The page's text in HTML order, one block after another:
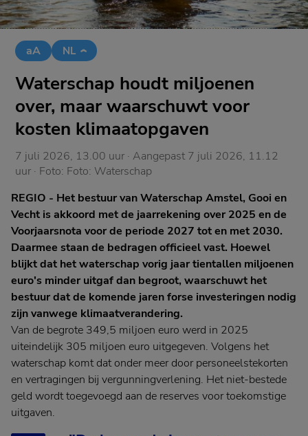
aA NL
Waterschap houdt miljoenen
over, maar waarschuwt voor
kosten klimaatopgaven
7 juli 2026, 13.00 uur · Aangepast7 juli 2026, 11.12
uur · Foto: Foto: Waterschap
REGIO - Het bestuur van Waterschap Amstel, Gooi en
Vecht is akkoord met de jaarrekening over 2025 en de
Voorjaarsnota voor de periode 2027 tot en met 2030.
Daarmee staan de bedragen officieel vast. Hoewel
blijkt dat het waterschap vorig jaar tientallen miljoenen
euro's minder uitgaf dan begroot, waarschuwt het
bestuur dat de komende jaren forse investeringen nodig
zijn vanwege klimaatverandering.
Van de begrote 349,5 miljoen euro werd in 2025
uiteindelijk 305 miljoen euro uitgegeven. Volgens het
waterschap komt dat onder meer door personeelstekorten
en vertragingen bij vergunningverlening. Het niet-bestede
geld wordt toegevoegd aan de reserves voor toekomstige
uitgaven.